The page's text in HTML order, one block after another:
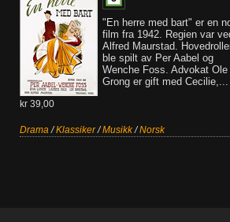
"En herre med bart" er en
film fra 1942. Regien var
Alfred Maurstad.
ble spilt av Per Aabel og
Wenche Foss. Advokat Ole
Grong er gift med Cecilie,...
kr 39,00
Drama/Klassiker/Musikk/Norsk